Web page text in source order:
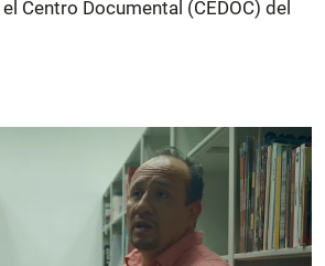
Centro Documental (CEDOC) del